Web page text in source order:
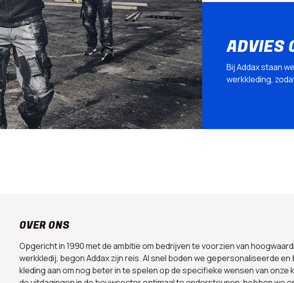
ADVIES
Bij Addax staan
werkkleding,
OVER ONS
Opgericht in 1990 met de ambitie om bedrijven te voorzien van
werkkledij, begon Addax zijn reis. Al snel boden we gepersonaliseerde en
kleding aan om nog beter in te spelen op de specifieke wensen van onze